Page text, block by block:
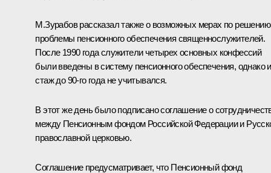
М.Зурабов рассказал также о возможных мерах по решению
проблемы пенсионного обеспечения священнослужителей.
После 1990 года служители четырех основных конфессий
были введены в систему пенсионного обеспечения, однако
стаж до 90-го года не учитывался.
В этот же день было подписано соглашение о
между Пенсионным фондом Российской Федерации и
православной церковью.
Соглашение предусматривает, что Пенсионный фонд